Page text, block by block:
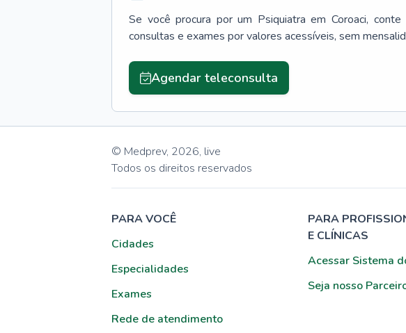
Se você procura por um Psiquiatra em Coroaci, conte
consultas e exames por valores acessíveis, sem
Agendar teleconsulta
© Medprev, 2026, live
Todos os direitos reservados
PARA VOCÊ
Cidades
Especialidades
Exames
Rede de atendimento
PARA
E CLÍNICAS
Acessar Sistema
Seja nosso